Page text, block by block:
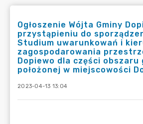
Ogłoszenie Wójta Gminy
przystąpieniu do
Studium uwarunkowań i
zagospodarowania
Dopiewo dla części obszaru
położonej w miejscowości
2023-04-13 13:04